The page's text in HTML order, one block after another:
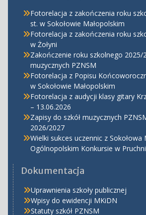
Fotorelacja z zakończenia roku
st. w Sokołowie Małopolskim
Fotorelacja z zakończenia roku
w Żołyni
Zakończenie roku szkolnego 2025/
muzycznych PZNSM
Fotorelacja z Popisu
w Sokołowie Małopolskim
Fotorelacja z audycji klasy gitary
– 13.06.2026
Zapisy do szkół muzycznych
2026/2027
Wielki sukces uczennic z Sokołowa
Ogólnopolskim Konkursie w
Dokumentacja
Uprawnienia szkoły publicznej
Wpisy do ewidencji MKiDN
Statuty szkół PZNSM